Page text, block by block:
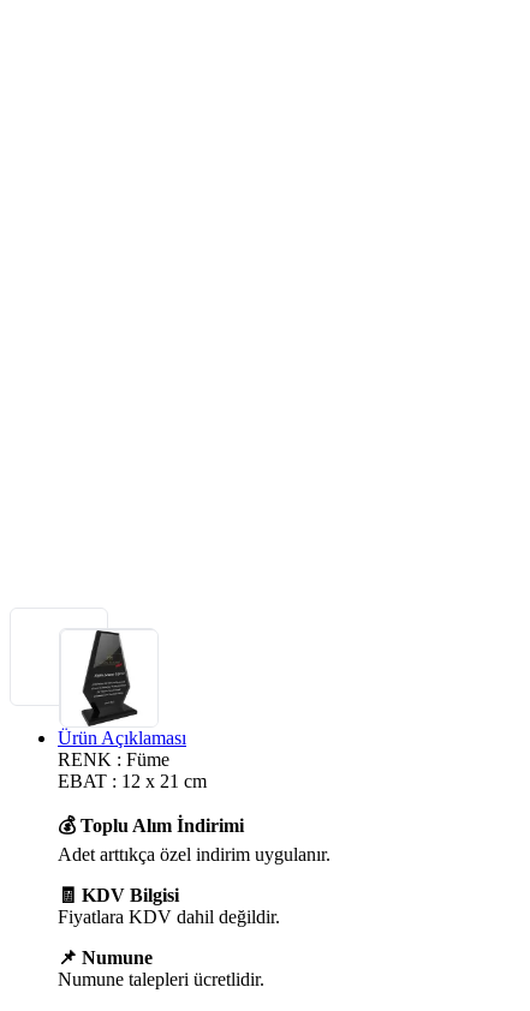
Ürün Açıklaması
RENK : Füme
EBAT : 12 x 21 cm
💰 Toplu Alım İndirimi
Adet arttıkça özel indirim uygulanır.
🧾 KDV Bilgisi
Fiyatlara KDV dahil değildir.
📌 Numune
Numune talepleri ücretlidir.